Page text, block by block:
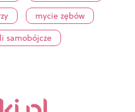
mycie zębów
samobójcze